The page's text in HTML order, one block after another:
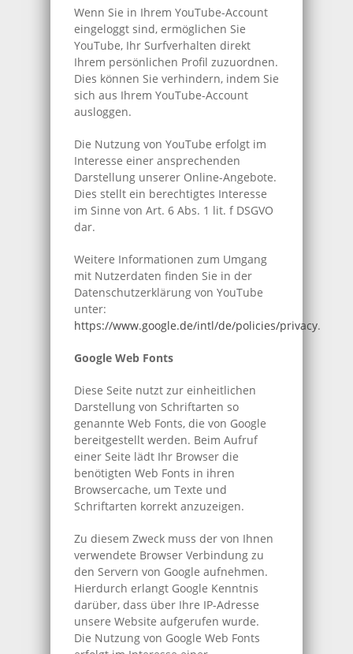
Wenn Sie in Ihrem YouTube-Account
eingeloggt sind, ermöglichen Sie
YouTube, Ihr Surfverhalten direkt
Ihrem persönlichen Profil zuzuordnen.
Dies können Sie verhindern, indem Sie
sich aus Ihrem YouTube-Account
ausloggen.
Die Nutzung von YouTube erfolgt im
Interesse einer ansprechenden
Darstellung unserer Online-Angebote.
Dies stellt ein berechtigtes Interesse
im Sinne von Art. 6 Abs. 1 lit. f DSGVO
dar.
Weitere Informationen zum Umgang
mit Nutzerdaten finden Sie in der
Datenschutzerklärung von YouTube
unter:
https://www.google.de/intl/de/policies/privacy.
Google Web Fonts
Diese Seite nutzt zur einheitlichen
Darstellung von Schriftarten so
genannte Web Fonts, die von Google
bereitgestellt werden. Beim Aufruf
einer Seite lädt Ihr Browser die
benötigten Web Fonts in ihren
Browsercache, um Texte und
Schriftarten korrekt anzuzeigen.
Zu diesem Zweck muss der von Ihnen
verwendete Browser Verbindung zu
den Servern von Google aufnehmen.
Hierdurch erlangt Google Kenntnis
darüber, dass über Ihre IP-Adresse
unsere Website aufgerufen wurde.
Die Nutzung von Google Web Fonts